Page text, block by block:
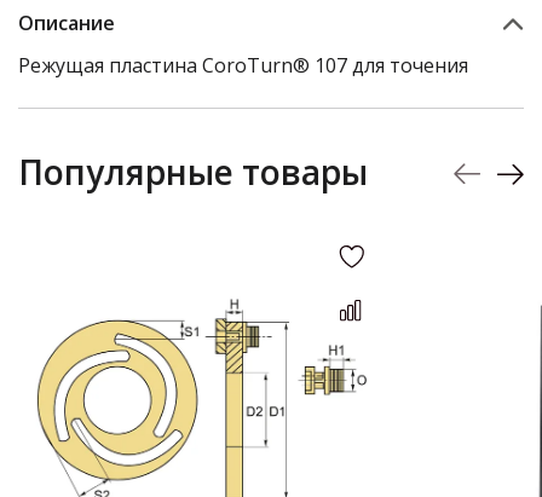
Описание
Режущая пластина CoroTurn® 107 для точения
Популярные товары